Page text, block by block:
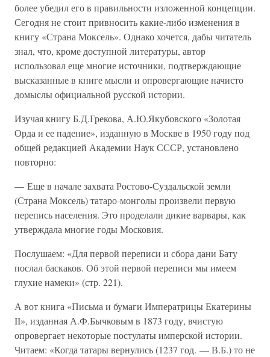
более убедил его в правильности изложенной концепции.
Сегодня не стоит привносить какие-либо изменения в
книгу «Страна Моксель». Однако хочется, дабы читатель
знал, что, кроме доступной литературы, автор
использовал еще многие источники, подтверждающие
высказанные в книге мысли и опровергающие начисто
домыслы официальной русской истории.
Изучая книгу Б.Д.Грекова, А.Ю.Якубовского «Золотая
Орда и ее падение», изданную в Москве в 1950 году под
общей редакцией Академии Наук СССР, установлено
повторно:
— Еще в начале захвата Ростово-Суздальской земли
(Страна Моксель) татаро-монголы произвели первую
перепись населения. Это проделали дикие варвары, как
утверждала многие годы Московия.
Послушаем: «Для первой переписи и сбора дани Бату
послал баскаков. Об этой первой переписи мы имеем
глухие намеки» (стр. 221).
А вот книга «Письма и бумаги Императрицы Екатерины
II», изданная А.Ф.Бычковым в 1873 году, вчистую
опровергает некоторые постулаты имперской истории.
Читаем: «Когда татары вернулись (1237 год. — В.Б.) то не